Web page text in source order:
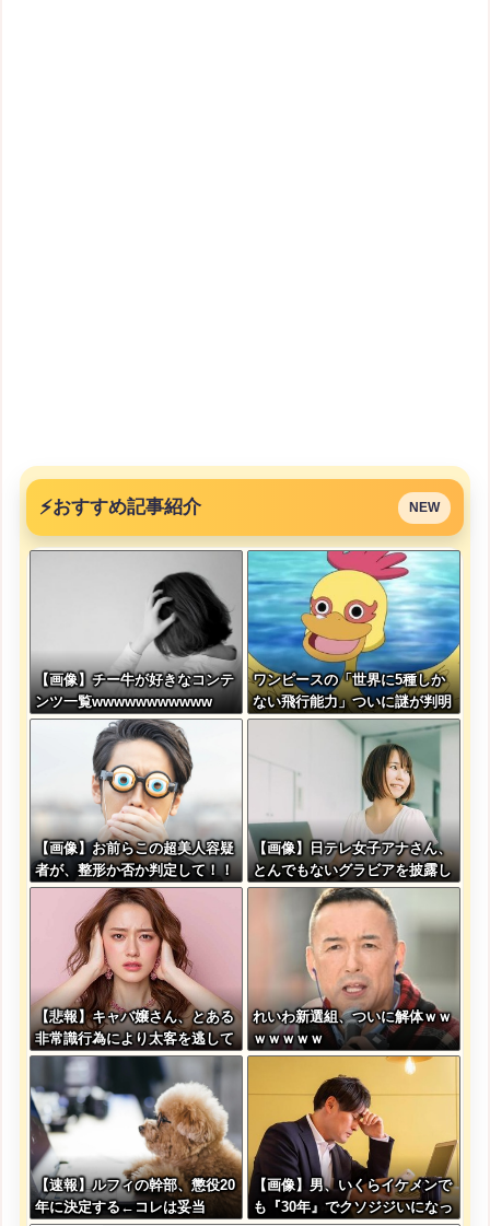
⚡おすすめ記事紹介 NEW
【画像】チー牛が好きなコンテ
ンツ一覧wwwwwwwwwww
ワンピースの「世界に5種しか
ない飛行能力」ついに謎が判明
するｗｗｗｗ
【画像】お前らこの超美人容疑
者が、整形か否か判定して！！
→画像がこちらw w w w w w
w w w w
【画像】日テレ女子アナさん、
とんでもないグラビアを披露し
た結果・・・
【悲報】キャバ嬢さん、とある
非常識行為により太客を逃して
しまうwwwwwwwwwwwwww
wwwwwwwwwwwww
れいわ新選組、ついに解体ｗｗ
ｗｗｗｗｗ
【速報】ルフィの幹部、懲役20
年に決定する←コレは妥当
【画像】男、いくらイケメンで
も『30年』でクソジジいになっ